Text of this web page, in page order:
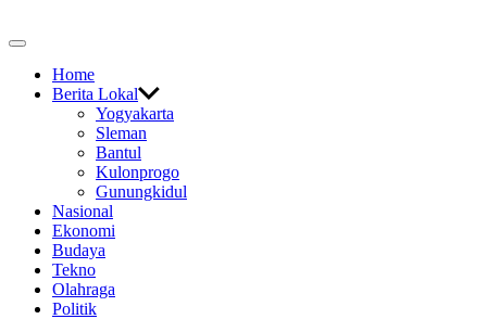
to
Off
CanvasHome
Berita Lokal
Yogyakarta
Sleman
Bantul
Kulonprogo
Gunungkidul
Nasional
Ekonomi
Budaya
Tekno
Olahraga
Politik